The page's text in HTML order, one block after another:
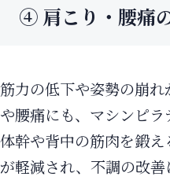
④ 肩こり・腰痛
筋力の低下や姿勢の崩
や腰痛にも、マシンピラ
体幹や背中の筋肉を鍛
が軽減され、不調の改善